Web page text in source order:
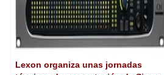
Lexon organiza unas jornadas